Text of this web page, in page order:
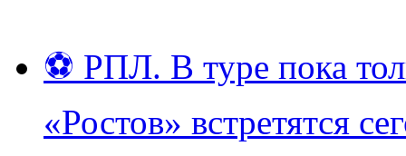
⚽ РПЛ. В туре пока
«Ростов» встретятся